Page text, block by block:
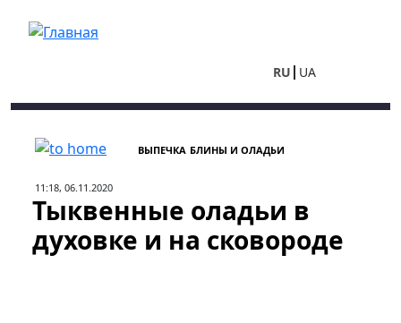
RU UA
ВЫПЕЧКА БЛИНЫ И ОЛАДЬИ
11:18, 06.11.2020
Тыквенные оладьи в
духовке и на сковороде